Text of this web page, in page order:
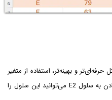
و بهینه‌تر، استفاده از متغیر
است. در مثال‌های قبلی به جای ارجاع دادن به سلول E2 می‌توانید این سلول را